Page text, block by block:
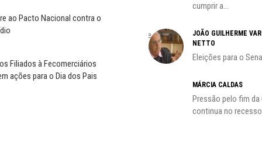
ao Pacto Nacional contra o
Filiados à Fecomerciários
ações para o Dia dos Pais
ADILSON ARAÚJO
A geopolítica nas eleições de
cumprir a...
JOÃO GUILHERME
NETTO
Eleições para o
MÁRCIA CALDAS
Pressão pelo fim da
continua no